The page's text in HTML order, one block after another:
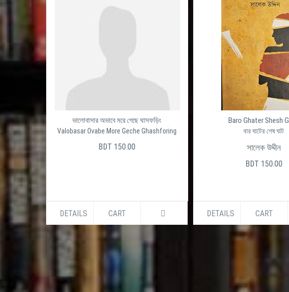
ভালোবাসার অভাবে মরে গেছে ঘাসফড়িং
Valobasar Ovabe More Geche Ghashforing
BDT 150.00
DETAILS CART
Baro Ghater Shesh
বার ঘাটের শেষ ঘাট
সালেক উদ্দীন
BDT 150.00
DETAILS CART